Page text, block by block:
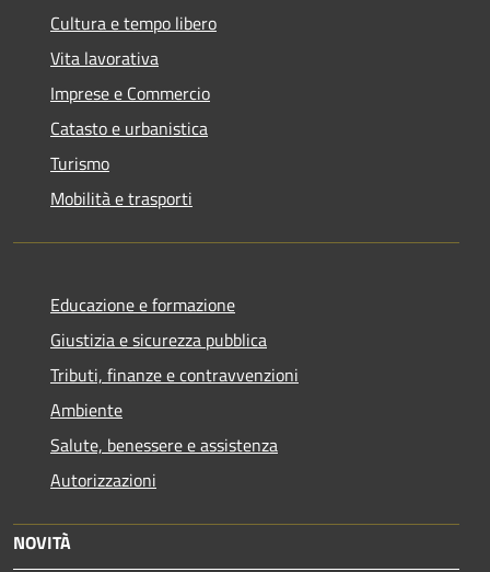
Cultura e tempo libero
Vita lavorativa
Imprese e Commercio
Catasto e urbanistica
Turismo
Mobilità e trasporti
Educazione e formazione
Giustizia e sicurezza pubblica
Tributi, finanze e contravvenzioni
Ambiente
Salute, benessere e assistenza
Autorizzazioni
NOVITÀ